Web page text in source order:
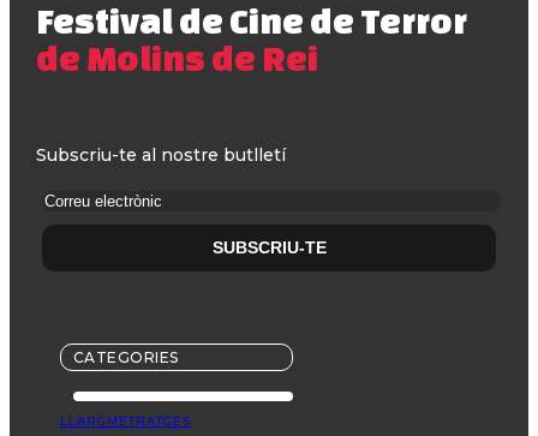
Festival de Cine de Terror
de Molins de Rei
Subscriu-te al nostre butlletí
CATEGORIES
LLARGMETRATGES